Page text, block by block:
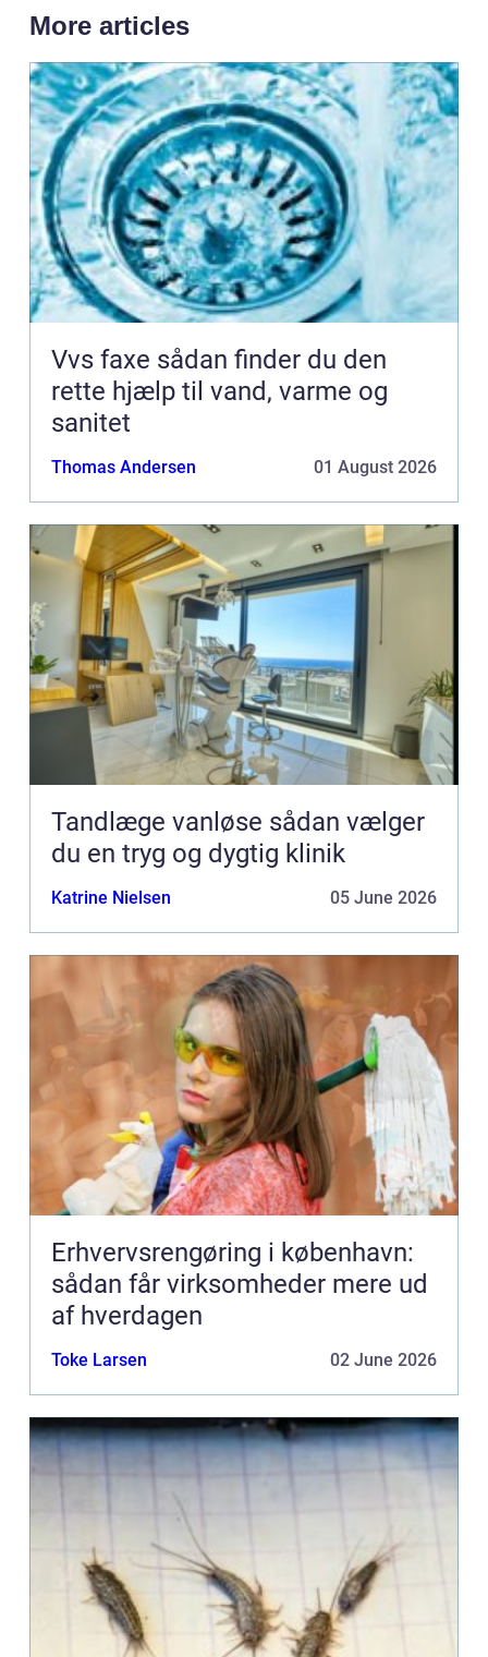
More articles
Vvs faxe sådan finder du den
rette hjælp til vand, varme og
sanitet
Thomas Andersen 01 August 2026
Tandlæge vanløse sådan vælger
du en tryg og dygtig klinik
Katrine Nielsen 05 June 2026
Erhvervsrengøring i københavn:
sådan får virksomheder mere ud
af hverdagen
Toke Larsen 02 June 2026